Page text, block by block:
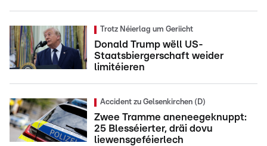
Trotz Néierlag um Geriicht
Donald Trump wëll US-
Staatsbiergerschaft weider
limitéieren
Accident zu Gelsenkirchen (D)
Zwee Tramme aneneegeknuppt:
25 Blesséierter, dräi dovu
liewensgeféierlech